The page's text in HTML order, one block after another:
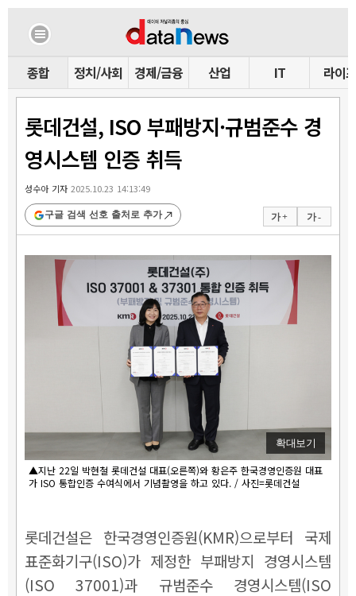
종합 정치/사회 경제/금융 산업 IT 라이프
롯데건설, ISO 부패방지·규범준수 경
영시스템 인증 취득
성수아 기자2025.10.23 14:13:49
가 + 가 -
구글 검색 선호 출처로 추가
확대보기
▲지난 22일 박현철 롯데건설 대표(오른쪽)와 황은주 한국경영인증원 대표
가 ISO 통합인증 수여식에서 기념촬영을 하고 있다. / 사진=롯데건설
롯데건설은 한국경영인증원(KMR)으로부터 국제
표준화기구(ISO)가 제정한 부패방지 경영시스템
(ISO 37001)과 규범준수 경영시스템(ISO